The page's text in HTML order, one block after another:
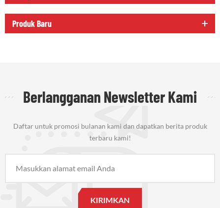
Produk Baru
Berlangganan Newsletter Kami
Daftar untuk promosi bulanan kami dan dapatkan berita produk
terbaru kami!